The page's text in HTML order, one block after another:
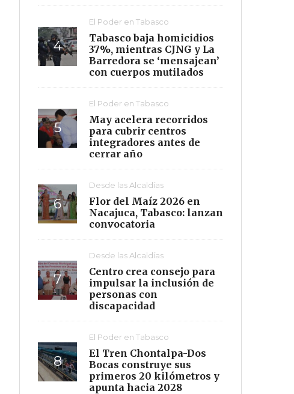
El Poder en Tabasco
Tabasco baja homicidios
37%, mientras CJNG y La
Barredora se ‘mensajean’
con cuerpos mutilados
El Poder en Tabasco
May acelera recorridos
para cubrir centros
integradores antes de
cerrar año
Desde las Alcaldías
Flor del Maíz 2026 en
Nacajuca, Tabasco: lanzan
convocatoria
Desde las Alcaldías
Centro crea consejo para
impulsar la inclusión de
personas con
discapacidad
El Poder en Tabasco
El Tren Chontalpa-Dos
Bocas construye sus
primeros 20 kilómetros y
apunta hacia 2028